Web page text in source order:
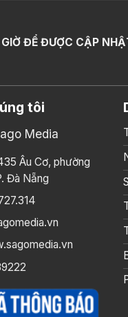
ĐỂ ĐƯỢC CẬP
tôi
Media
Âu Cơ, phường
Đà Nẵng